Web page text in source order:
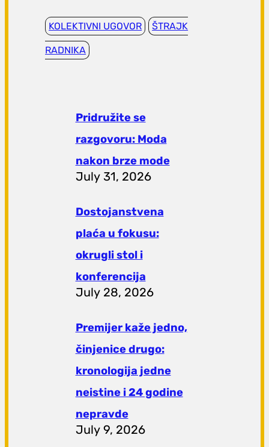
KOLEKTIVNI UGOVOR ŠTRAJK
RADNIKA
Pridružite se
razgovoru: Moda
nakon brze mode
July 31, 2026
Dostojanstvena
plaća u fokusu:
okrugli stol i
konferencija
July 28, 2026
Premijer kaže jedno,
činjenice drugo:
kronologija jedne
neistine i 24 godine
nepravde
July 9, 2026